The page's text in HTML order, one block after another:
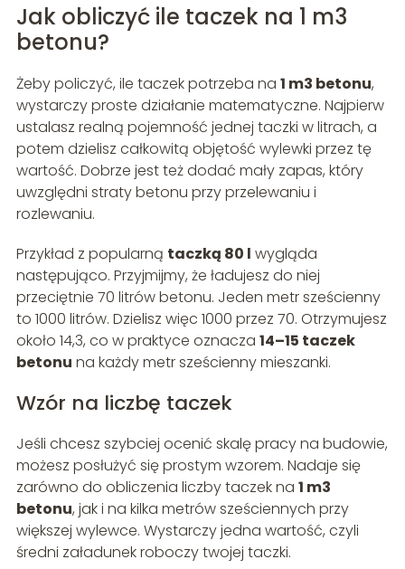
Jak obliczyć ile taczek na 1 m3
betonu?
Żeby policzyć, ile taczek potrzeba na 1 m3 betonu,
wystarczy proste działanie matematyczne. Najpierw
ustalasz realną pojemność jednej taczki w litrach, a
potem dzielisz całkowitą objętość wylewki przez tę
wartość. Dobrze jest też dodać mały zapas, który
uwzględni straty betonu przy przelewaniu i
rozlewaniu.
Przykład z popularną taczką 80 l wygląda
następująco. Przyjmijmy, że ładujesz do niej
przeciętnie 70 litrów betonu. Jeden metr sześcienny
to 1000 litrów. Dzielisz więc 1000 przez 70. Otrzymujesz
około 14,3, co w praktyce oznacza 14–15 taczek
betonu na każdy metr sześcienny mieszanki.
Wzór na liczbę taczek
Jeśli chcesz szybciej ocenić skalę pracy na budowie,
możesz posłużyć się prostym wzorem. Nadaje się
zarówno do obliczenia liczby taczek na 1 m3
betonu, jak i na kilka metrów sześciennych przy
większej wylewce. Wystarczy jedna wartość, czyli
średni załadunek roboczy twojej taczki.